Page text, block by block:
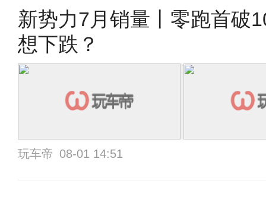
新势力7月销量丨零跑首破
想下跌？
玩车帝 08-01 14:51